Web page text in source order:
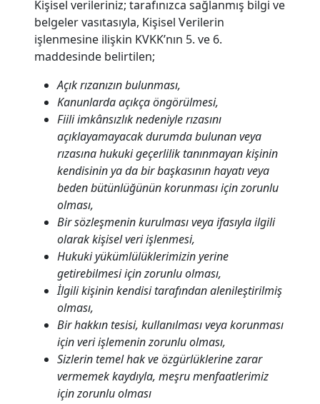
Kişisel verileriniz; tarafınızca sağlanmış bilgi ve
belgeler vasıtasıyla, Kişisel Verilerin
işlenmesine ilişkin KVKK’nın 5. ve 6.
maddesinde belirtilen;
Açık rızanızın bulunması,
Kanunlarda açıkça öngörülmesi,
Fiili imkânsızlık nedeniyle rızasını
açıklayamayacak durumda bulunan veya
rızasına hukuki geçerlilik tanınmayan kişinin
kendisinin ya da bir başkasının hayatı veya
beden bütünlüğünün korunması için zorunlu
olması,
Bir sözleşmenin kurulması veya ifasıyla ilgili
olarak kişisel veri işlenmesi,
Hukuki yükümlülüklerimizin yerine
getirebilmesi için zorunlu olması,
İlgili kişinin kendisi tarafından alenileştirilmiş
olması,
Bir hakkın tesisi, kullanılması veya korunması
için veri işlemenin zorunlu olması,
Sizlerin temel hak ve özgürlüklerine zarar
vermemek kaydıyla, meşru menfaatlerimiz
için zorunlu olması